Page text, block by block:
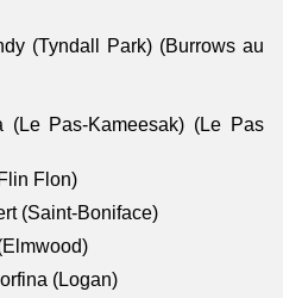
(Tyndall Park) (Burrows au
(Le Pas-Kameesak) (Le Pas
Flon)
(Saint-Boniface)
(Logan)